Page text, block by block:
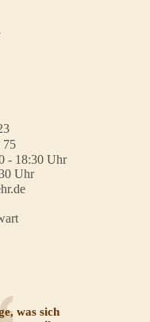
75
- 18:30 Uhr
Uhr
was sich